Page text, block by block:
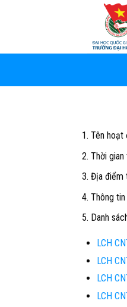
Tên hoạt
Thời
Địa điểm
Thông
Danh
LCH
LCH
LCH
LCH